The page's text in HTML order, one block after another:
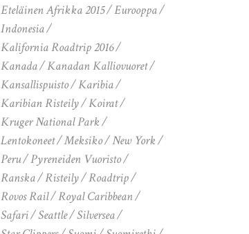
Eteläinen Afrikka 2015
Eurooppa
Indonesia
Kalifornia Roadtrip 2016
Kanada
Kanadan Kalliovuoret
Kansallispuisto
Karibia
Karibian Risteily
Koirat
Kruger National Park
Lentokoneet
Meksiko
New York
Peru
Pyreneiden Vuoristo
Ranska
Risteily
Roadtrip
Rovos Rail
Royal Caribbean
Safari
Seattle
Silversea